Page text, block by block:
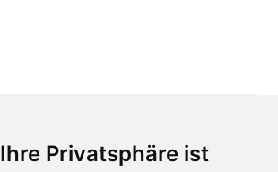
Ihre Privatsphäre ist